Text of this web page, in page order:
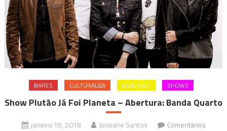
BARES CULTURALIZA DIVERSÃO SHOWS
Show Plutão Já Foi Planeta – Abertura: Banda Quarto
janeiro 18, 2018 Joseane Santos
Comentários